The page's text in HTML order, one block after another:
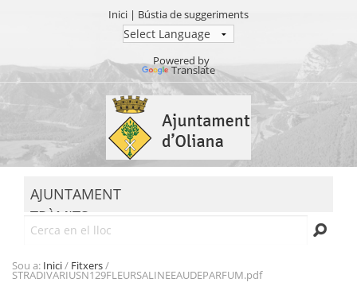
Inici | Bústia de suggeriments
Powered by
Translate
contingut.
Salta
AJUNTAMENT
TRÀMITS
SEU ELECTRÒNICA
TRANSPARÈNCIA
Sou a: Inici/ Fitxers/
STRADIVARIUSN129FLEURSALINEEAUDEPARFUM.pdf